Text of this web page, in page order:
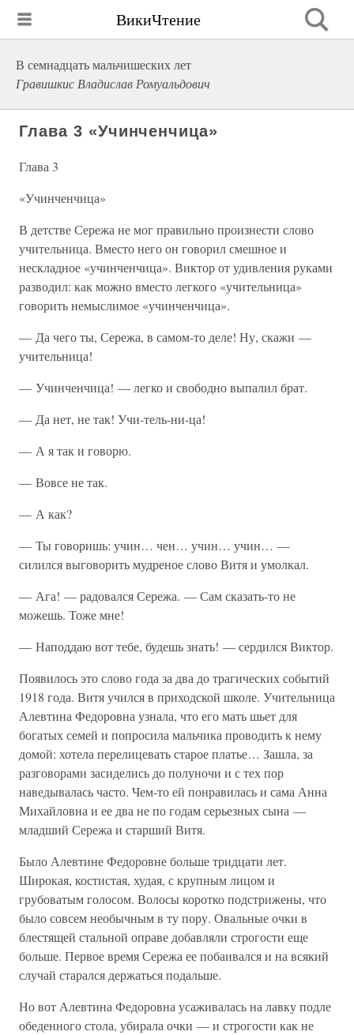
ВикиЧтение
В семнадцать мальчишеских лет
Гравишкис Владислав Ромуальдович
Глава 3 «Учинченчица»
Глава 3
«Учинченчица»
В детстве Сережа не мог правильно произнести слово
учительница. Вместо него он говорил смешное и
нескладное «учинченчица». Виктор от удивления руками
разводил: как можно вместо легкого «учительница»
говорить немыслимое «учинченчица».
— Да чего ты, Сережа, в самом-то деле! Ну, скажи —
учительница!
— Учинченчица! — легко и свободно выпалил брат.
— Да нет, не так! Учи-тель-ни-ца!
— А я так и говорю.
— Вовсе не так.
— А как?
— Ты говоришь: учин… чен… учин… учин… —
силился выговорить мудреное слово Витя и умолкал.
— Ага! — радовался Сережа. — Сам сказать-то не
можешь. Тоже мне!
— Наподдаю вот тебе, будешь знать! — сердился Виктор.
Появилось это слово года за два до трагических событий
1918 года. Витя учился в приходской школе. Учительница
Алевтина Федоровна узнала, что его мать шьет для
богатых семей и попросила мальчика проводить к нему
домой: хотела перелицевать старое платье… Зашла, за
разговорами засиделись до полуночи и с тех пор
наведывалась часто. Чем-то ей понравилась и сама Анна
Михайловна и ее два не по годам серьезных сына —
младший Сережа и старший Витя.
Было Алевтине Федоровне больше тридцати лет.
Широкая, костистая, худая, с крупным лицом и
грубоватым голосом. Волосы коротко подстрижены, что
было совсем необычным в ту пору. Овальные очки в
блестящей стальной оправе добавляли строгости еще
больше. Первое время Сережа ее побаивался и на всякий
случай старался держаться подальше.
Но вот Алевтина Федоровна усаживалась на лавку подле
обеденного стола, убирала очки — и строгости как не